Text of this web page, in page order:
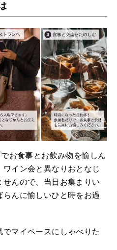
お食事とお飲み物を愉しん
イン会と異なりおとなじ
んので、当日お集まりい
んに愉しいひと時をお過
マイペースにしゃべりた